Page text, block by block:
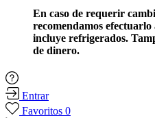
En caso de requerir
recomendamos efectuarlo
incluye refrigerados.
de dinero.
Entrar
Favoritos 0